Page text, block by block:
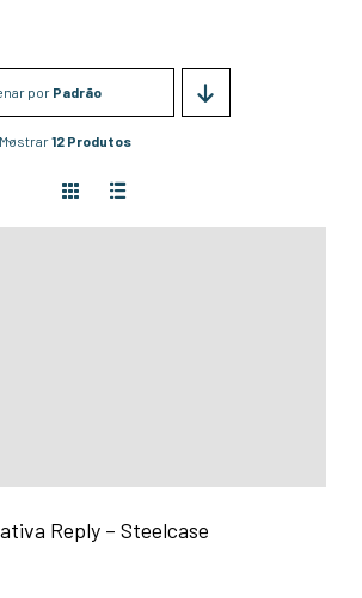
por Padrão
Mostrar12 Produtos
Reply – Steelcase